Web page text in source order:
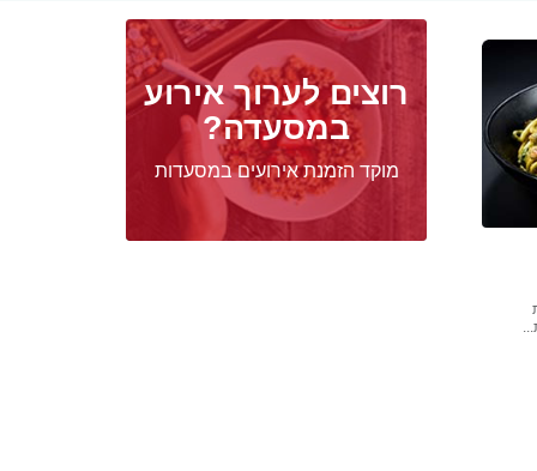
רוצים לערוך אירוע
במסעדה?
מוקד הזמנת אירועים במסעדות